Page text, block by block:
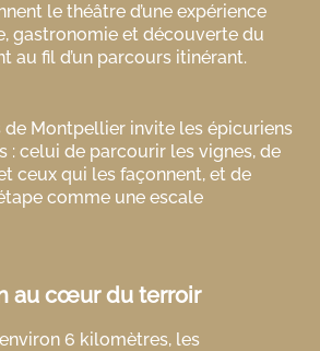
le théâtre d’une expérience
gastronomie et découverte du
au fil d’un parcours itinérant.
de Montpellier invite les épicuriens
: celui de parcourir les vignes, de
ceux qui les façonnent, et de
comme une escale
au cœur du terroir
6 kilomètres, les